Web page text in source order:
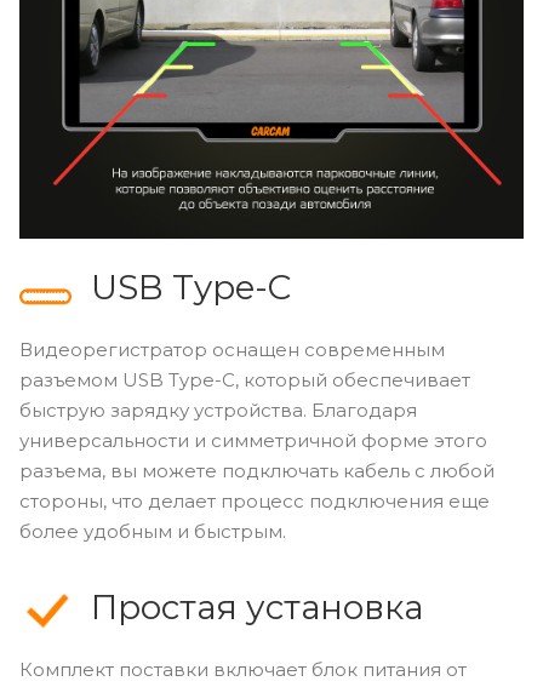
USB Type-C
Видеорегистратор оснащен современным
разъемом USB Type-C, который обеспечивает
быструю зарядку устройства. Благодаря
универсальности и симметричной форме этого
разъема, вы можете подключать кабель с любой
стороны, что делает процесс подключения еще
более удобным и быстрым.
Простая установка
Комплект поставки включает блок питания от